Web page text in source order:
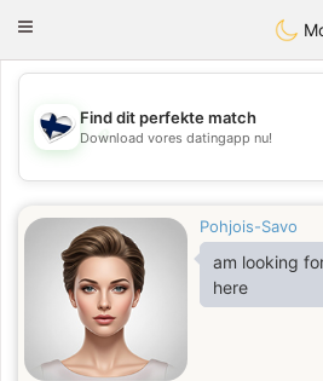
Toggle
💖
💕
Find dit perfekte match
Download vores datingapp nu!
Pohjois-Savo
am looking
here